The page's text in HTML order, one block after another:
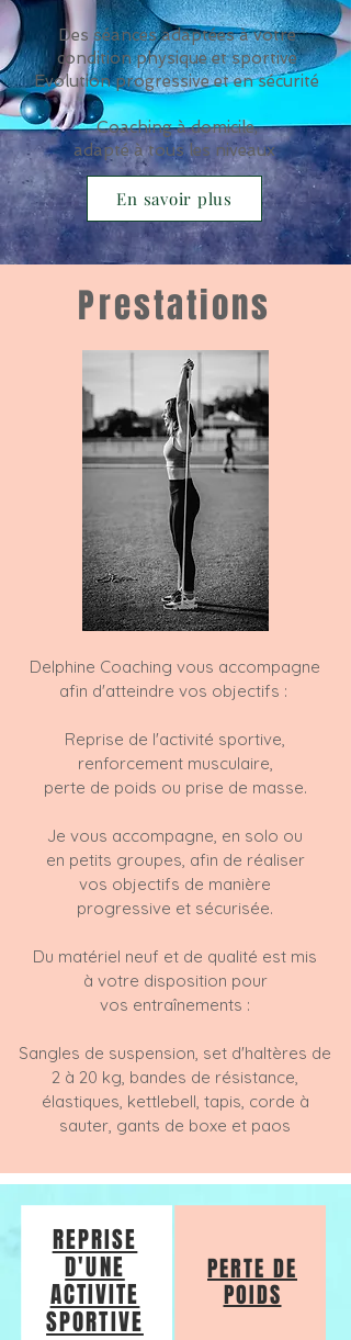
Des séances adaptées à votre
condition physique et sportive
Evolution progressive et en sécurité
Coaching à domicile,
adapté à tous les niveaux
En savoir plus
Prestations
Delphine Coaching vous accompagne
afin d'atteindre vos objectifs :
Reprise de l'activité sportive,
renforcement musculaire,
perte de poids ou prise de masse.
Je vous accompagne, en solo ou
en petits groupes, afin de réaliser
vos objectifs de manière
progressive et sécurisée.
Du matériel neuf et de qualité est mis
à votre disposition pour
vos entraînements :
Sangles de suspension, set d'haltères de
2 à 20 kg, bandes de résistance,
élastiques, kettlebell, tapis, corde à
sauter, gants de boxe et paos
REPRISE
D'UNE
ACTIVITE
SPORTIVE
PERTE DE
POIDS